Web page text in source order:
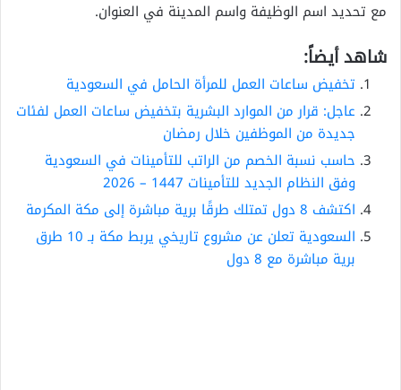
مع تحديد اسم الوظيفة واسم المدينة في العنوان.
شاهد أيضاً:
تخفيض ساعات العمل للمرأة الحامل في السعودية
عاجل: قرار من الموارد البشرية بتخفيض ساعات العمل لفئات
جديدة من الموظفين خلال رمضان
حاسب نسبة الخصم من الراتب للتأمينات في السعودية
وفق النظام الجديد للتأمينات 1447 – 2026
اكتشف 8 دول تمتلك طرقًا برية مباشرة إلى مكة المكرمة
السعودية تعلن عن مشروع تاريخي يربط مكة بـ 10 طرق
برية مباشرة مع 8 دول